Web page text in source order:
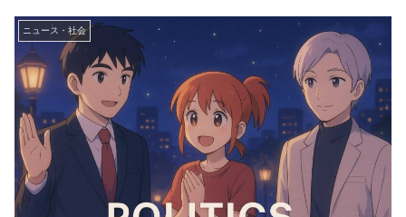
ニュース・社会